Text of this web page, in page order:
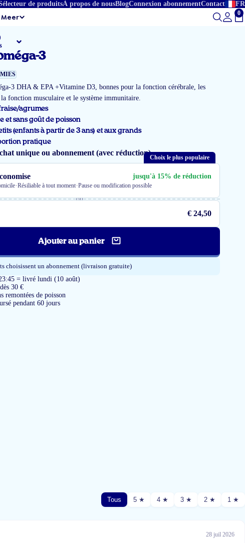
de produitsÀ propos de nousBlogConnexion abonnementContact FR
Meer 0
3
3 DHA & EPA +Vitamine D3, bonnes pour la fonction cérébrale, les
fonction musculaire et le système immunitaire.
agrumes
et sans goût de poisson
(enfants à partir de 3 ans) et aux grands
pratique
unique ou abonnement (avec réduction)
Choix le plus populaire
jusqu'à 15% de réduction
·Résiliable à tout moment·Pause ou modification possible
ou
€ 24,50
Ajouter au panier
choisissent un abonnement (livraison gratuite)
= livré lundi (10 août)
30 €
remontées de poisson
pendant 60 jours
Tous 5 ★ 4 ★ 3 ★ 2 ★ 1 ★
28 juil 2026